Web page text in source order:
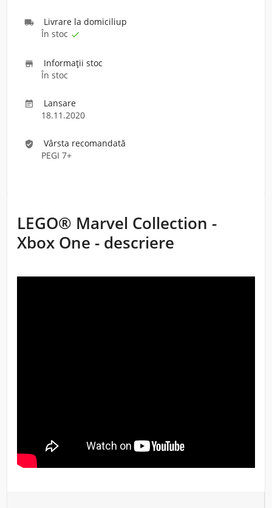
 Livrare la domiciliup
În stoc 

Informaţii stoc
În stoc

Lansare
18.11.2020
verified_user
Vârsta recomandată
PEGI 7+
LEGO® Marvel Collection -
Xbox One - descriere